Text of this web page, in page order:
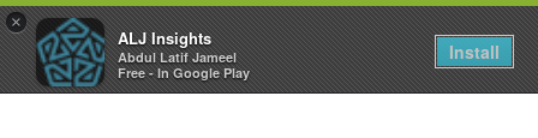
×
ALJ Insights
Abdul Latif Jameel
Free - In Google Play
Install
Toggle
navigation